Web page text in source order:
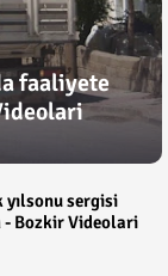
faaliyete
yılsonu sergisi
Bozkir Videolari